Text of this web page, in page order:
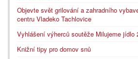
Objevte svět grilování a zahradního
centru Vladeko Tachlovice
Vyhlášení výherců soutěže Milujeme jídlo
Knižní tipy pro domov snů